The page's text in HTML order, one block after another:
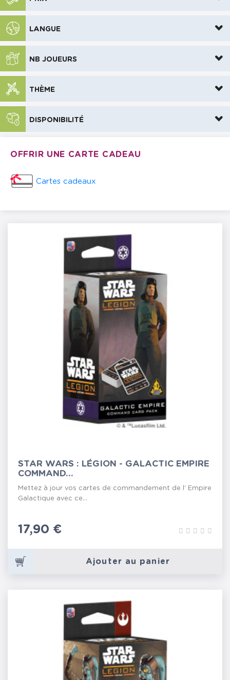
LANGUE
NB JOUEURS
THÈME
DISPONIBILITÉ
OFFRIR UNE CARTE CADEAU
Cartes cadeaux
STAR WARS : LÉGION - GALACTIC EMPIRE
COMMAND...
Mettez à jour vos cartes de commandement de l' Empire
Galactique avec ce...
Prix
17,90 €
Ajouter au panier